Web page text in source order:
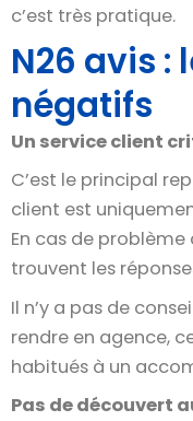
c’est très pratique.
N26 avis :
négatifs
Un service client
C’est le principal
client est
En cas de
trouvent les
Il n’y a pas de
rendre en agence,
habitués à un
Pas de découvert